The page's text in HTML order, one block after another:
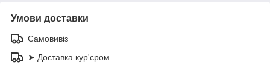
Умови доставки
Самовивіз
➤ Доставка кур'єром